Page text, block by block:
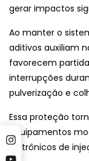
gerar impactos
Ao manter o
aditivos auxiliam
favorecem
interrupções
pulverização e
Essa proteção
equipamentos
eletrônicos de